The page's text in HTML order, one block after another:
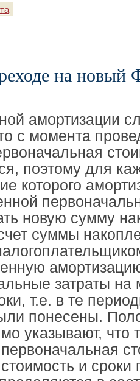
на новый
амортизации
с момента
поэтому для
которого
новую сумму
суммы
затраты
т.е. в те
понесены.
указывают, что
и сроки